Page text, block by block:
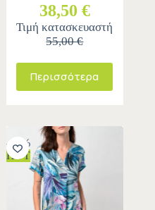
38,50 €
Τιμή κατασκευαστή
55,00 €
Περισσότερα
-30%
HOT